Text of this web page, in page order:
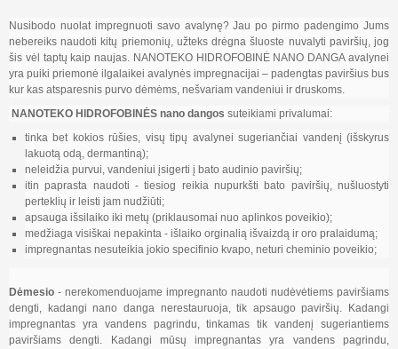
Nusibodo nuolat impregnuoti savo avalynę? Jau po pirmo padengimo Jums
nebereiks naudoti kitų priemonių, užteks drėgna šluoste nuvalyti paviršių, jog
šis vėl taptų kaip naujas. NANOTEKO HIDROFOBINĖ NANO DANGA avalynei
yra puiki priemonė ilgalaikei avalynės impregnacijai – padengtas paviršius bus
kur kas atsparesnis purvo dėmėms, nešvariam vandeniui ir druskoms.
NANOTEKO HIDROFOBINĖS nano dangos suteikiami privalumai:
tinka bet kokios rūšies, visų tipų avalynei sugeriančiai vandenį (išskyrus
lakuotą odą, dermantiną);
neleidžia purvui, vandeniui įsigerti į bato audinio paviršių;
itin paprasta naudoti - tiesiog reikia nupurkšti bato paviršių, nušluostyti
perteklių ir leisti jam nudžiūti;
apsauga išsilaiko iki metų (priklausomai nuo aplinkos poveikio);
medžiaga visiškai nepakinta - išlaiko orginalią išvaizdą ir oro pralaidumą;
impregnantas nesuteikia jokio specifinio kvapo, neturi cheminio poveikio;
Dėmesio - nerekomenduojame impregnanto naudoti nudėvėtiems paviršiams
dengti, kadangi nano danga nerestauruoja, tik apsaugo paviršių. Kadangi
impregnantas yra vandens pagrindu, tinkamas tik vandenį sugeriantiems
paviršiams dengti. Kadangi mūsų impregnantas yra vandens pagrindu,